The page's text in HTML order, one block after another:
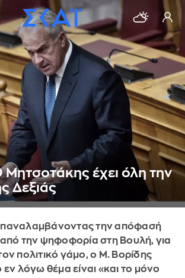
Μητσοτάκης έχει όλη την
Δεξιάς
την απόφασή
από την ψηφοφορία στη Βουλή, για
πολιτικό γάμο, ο Μ. Βορίδης
εν λόγω θέμα είναι «και το μόνο